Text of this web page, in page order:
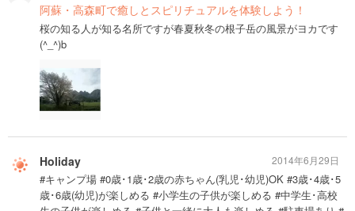
阿蘇・高森町で癒しとスピリチュアルを体験しよう！
桜の知る人が知る名所ですが春夏秋冬の根子岳の風景がヨカです
(^_^)b
Holiday
#キャンプ場 #0歳･1歳･2歳の赤ちゃん(乳児･幼児)OK #3歳･4歳･5
歳･6歳(幼児)が楽しめる #小学生の子供が楽しめる #中学生･高校
2014年6月29日